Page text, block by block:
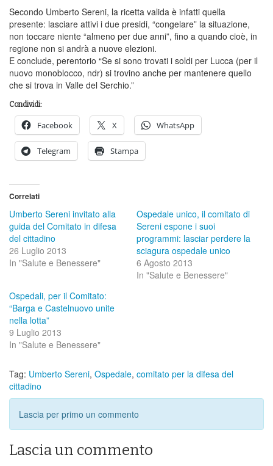
Secondo Umberto Sereni, la ricetta valida è infatti quella
presente: lasciare attivi i due presidi, “congelare” la situazione,
non toccare niente “almeno per due anni”, fino a quando cioè, in
regione non si andrà a nuove elezioni.
E conclude, perentorio “Se si sono trovati i soldi per Lucca (per il
nuovo monoblocco, ndr) si trovino anche per mantenere quello
che si trova in Valle del Serchio.”
Condividi:
Facebook X WhatsApp
Telegram Stampa
Correlati
Umberto Sereni invitato alla
guida del Comitato in difesa
del cittadino
26 Luglio 2013
In "Salute e Benessere"
Ospedale unico, il comitato di
Sereni espone i suoi
programmi: lasciar perdere la
sciagura ospedale unico
6 Agosto 2013
In "Salute e Benessere"
Ospedali, per il Comitato:
“Barga e Castelnuovo unite
nella lotta”
9 Luglio 2013
In "Salute e Benessere"
Tag: Umberto Sereni, Ospedale, comitato per la difesa del
cittadino
Lascia per primo un commento
Lascia un commento